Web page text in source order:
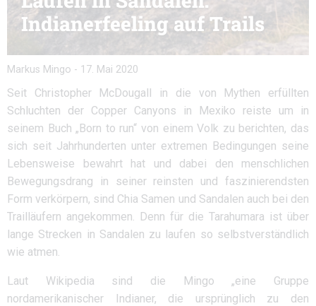
Indianerfeeling auf Trails
Markus Mingo - 17. Mai 2020
Seit Christopher McDougall in die von Mythen erfüllten
Schluchten der Copper Canyons in Mexiko reiste um in
seinem Buch „Born to run“ von einem Volk zu berichten, das
sich seit Jahrhunderten unter extremen Bedingungen seine
Lebensweise bewahrt hat und dabei den menschlichen
Bewegungsdrang in seiner reinsten und faszinierendsten
Form verkörpern, sind Chia Samen und Sandalen auch bei den
Trailläufern angekommen. Denn für die Tarahumara ist über
lange Strecken in Sandalen zu laufen so selbstverständlich
wie atmen.
Laut Wikipedia sind die Mingo „eine Gruppe
nordamerikanischer Indianer, die ursprünglich zu den